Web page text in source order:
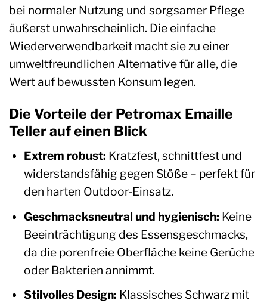
bei normaler Nutzung und sorgsamer Pflege
äußerst unwahrscheinlich. Die einfache
Wiederverwendbarkeit macht sie zu einer
umweltfreundlichen Alternative für alle, die
Wert auf bewussten Konsum legen.
Die Vorteile der Petromax Emaille
Teller auf einen Blick
Extrem robust: Kratzfest, schnittfest und
widerstandsfähig gegen Stöße – perfekt für
den harten Outdoor-Einsatz.
Geschmacksneutral und hygienisch: Keine
Beeinträchtigung des Essensgeschmacks,
da die porenfreie Oberfläche keine Gerüche
oder Bakterien annimmt.
Stilvolles Design: Klassisches Schwarz mit